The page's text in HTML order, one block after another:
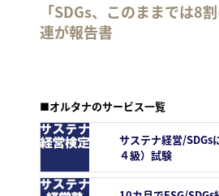
「SDGs、このままでは8
連が報告書
■オルタナのサービス一覧
サステナ経営/SDGs
４級）試験